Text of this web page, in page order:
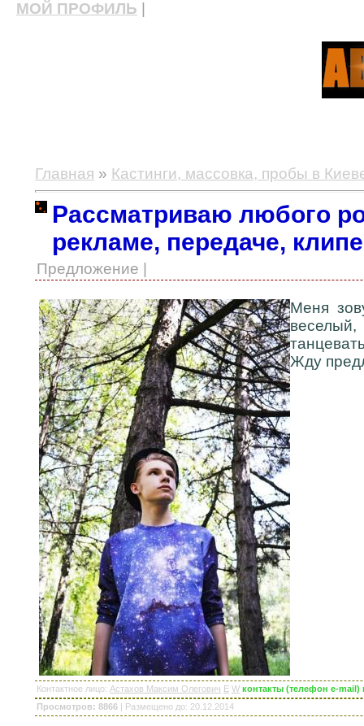
МОЙ ПРОФИЛЬ
Главная » Кастинги, массовка, пробы в
Рассматриваю любого
рекламе, передаче,
Предложение |
Меня
Жду
Контактное лицо: Астахов Максим Олегович E W контакты (телефон e-mail)
Просмотров: 8866 | Размещено до: 20.12.2014